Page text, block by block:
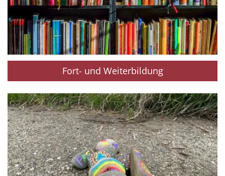
Fort- und Weiterbildung